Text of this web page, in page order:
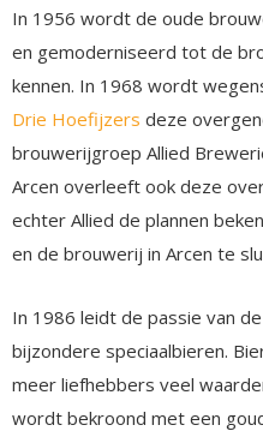
In 1956 wordt de oude
en gemoderniseerd tot de
kennen. In 1968 wordt
Drie Hoefijzers deze
brouwerijgroep Allied
Arcen overleeft ook deze
echter Allied de plannen
en de brouwerij in Arcen te
In 1986 leidt de passie van
bijzondere speciaalbieren.
meer liefhebbers veel
wordt bekroond met een